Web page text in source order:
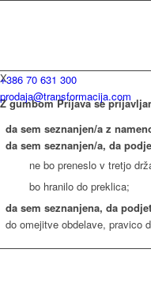
+386 70 631 300
prodaja@transformacija.com
X
Z gumbom Prijava se
da sem seznanjen/a z
da sem seznanjen/a, da
ne bo preneslo v tretjo
bo hranilo do preklica;
da sem seznanjena, da
do omejitve obdelave, pravico